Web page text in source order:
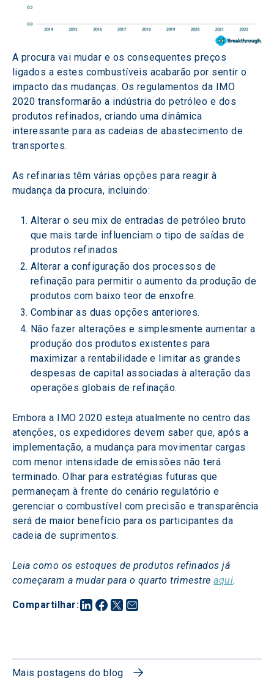
Compartilhar:
A procura vai mudar e os consequentes preços
ligados a estes combustíveis acabarão por sentir o
impacto das mudanças. Os regulamentos da IMO
2020 transformarão a indústria do petróleo e dos
produtos refinados, criando uma dinâmica
interessante para as cadeias de abastecimento de
transportes.
As refinarias têm várias opções para reagir à
mudança da procura, incluindo:
Alterar o seu mix de entradas de petróleo bruto
que mais tarde influenciam o tipo de saídas de
produtos refinados
Alterar a configuração dos processos de
refinação para permitir o aumento da produção de
produtos com baixo teor de enxofre.
Combinar as duas opções anteriores.
Não fazer alterações e simplesmente aumentar a
produção dos produtos existentes para
maximizar a rentabilidade e limitar as grandes
despesas de capital associadas à alteração das
operações globais de refinação.
Embora a IMO 2020 esteja atualmente no centro das
atenções, os expedidores devem saber que, após a
implementação, a mudança para movimentar cargas
com menor intensidade de emissões não terá
terminado. Olhar para estratégias futuras que
permaneçam à frente do cenário regulatório e
gerenciar o combustível com precisão e transparência
será de maior benefício para os participantes da
cadeia de suprimentos.
Leia como os estoques de produtos refinados já
começaram a mudar para o quarto trimestre aqui.
Mais postagens do blog